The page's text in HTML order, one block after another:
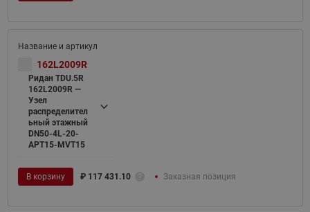
162L2009R
Ридан TDU.5R
162L2009R —
Узел
распределител
ьный этажный
DN50-4L-20-
APT15-MVT15
В корзину ₽ 117 431.10 Заказная позиция